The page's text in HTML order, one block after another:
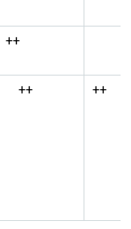
++
++ ++